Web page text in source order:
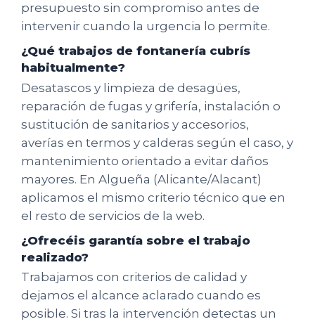
presupuesto sin compromiso antes de
intervenir cuando la urgencia lo permite.
¿Qué trabajos de fontanería cubrís
habitualmente?
Desatascos y limpieza de desagües,
reparación de fugas y grifería, instalación o
sustitución de sanitarios y accesorios,
averías en termos y calderas según el caso, y
mantenimiento orientado a evitar daños
mayores. En Algueña (Alicante/Alacant)
aplicamos el mismo criterio técnico que en
el resto de servicios de la web.
¿Ofrecéis garantía sobre el trabajo
realizado?
Trabajamos con criterios de calidad y
dejamos el alcance aclarado cuando es
posible. Si tras la intervención detectas un